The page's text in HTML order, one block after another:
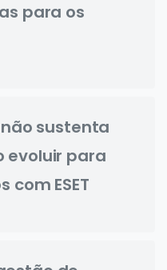
para os
sustenta
evoluir para
ESET